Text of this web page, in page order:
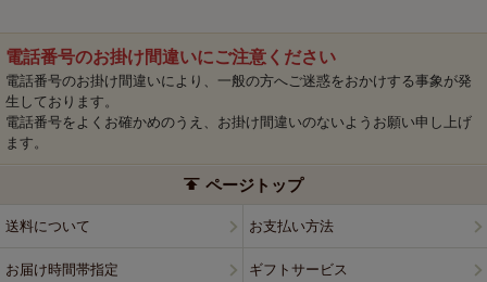
電話番号のお掛け間違いにご注意ください
電話番号のお掛け間違いにより、一般の方へご迷惑をおかけする事象が発
生しております。
電話番号をよくお確かめのうえ、お掛け間違いのないようお願い申し上げ
ます。
ページトップ
送料について お支払い方法
お届け時間帯指定 ギフトサービス